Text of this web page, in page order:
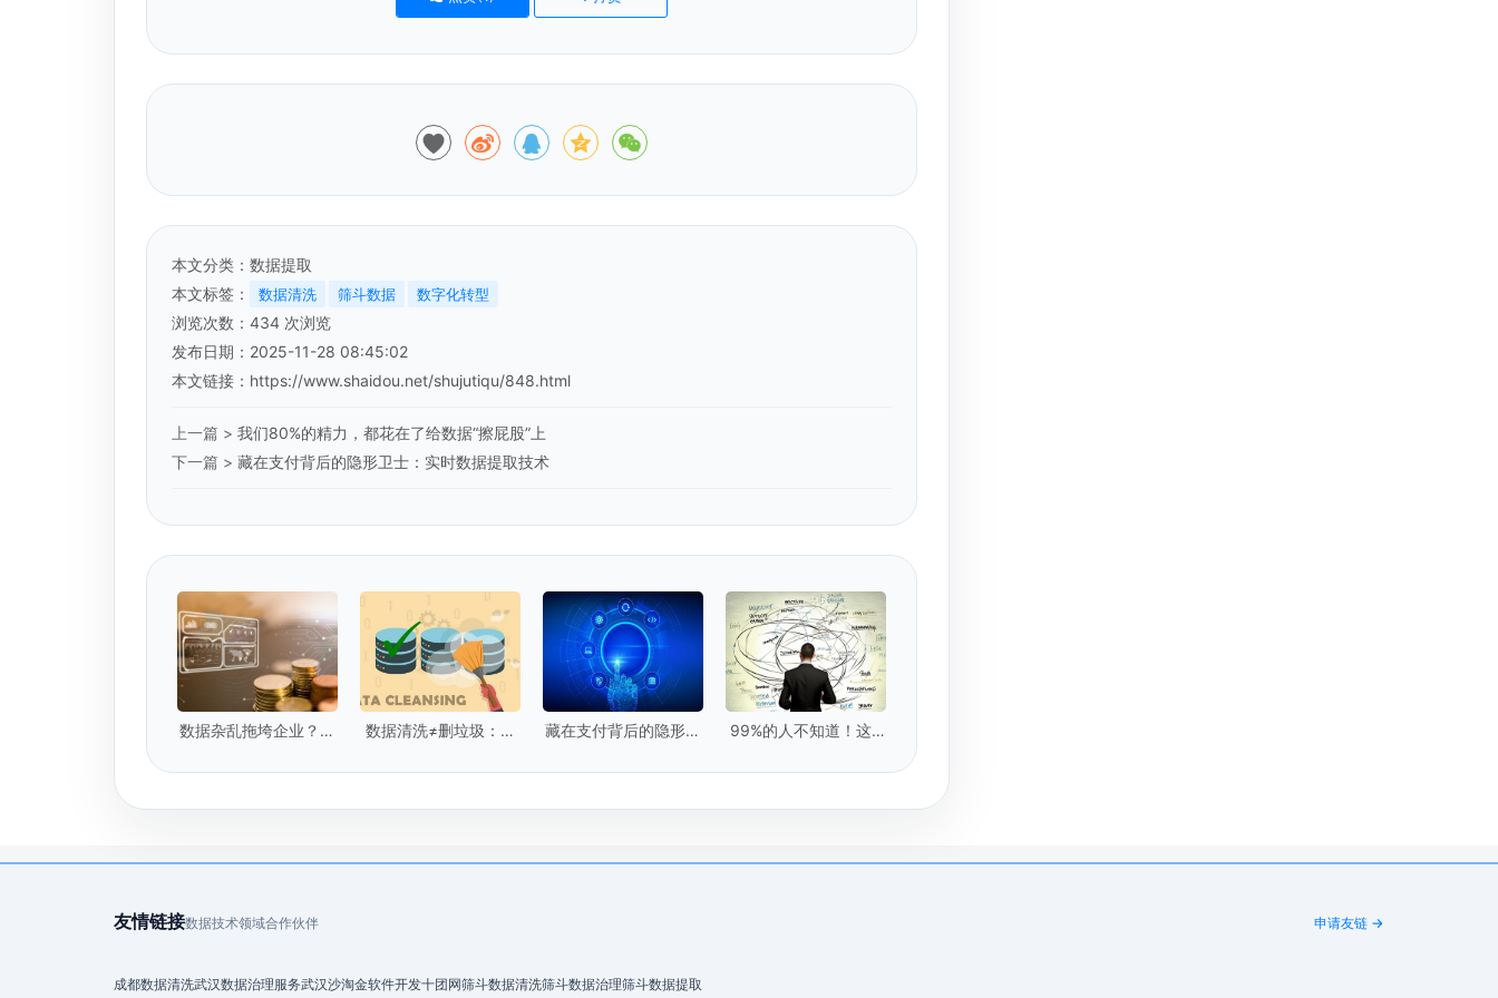
本文分类： 数据提取
本文标签：
数据清洗 筛斗数据 数字化转型
浏览次数： 434 次浏览
发布日期：2025-11-28 08:45:02
本文链接： https://www.shaidou.net/shujutiqu/848.html
上一篇 > 我们80%的精力，都花在了给数据“擦屁股”上
下一篇 > 藏在支付背后的隐形卫士：实时数据提取技术
数据杂乱拖垮企业？数
数据清洗≠删垃圾：企
藏在支付背后的隐形卫
99%的人不知道！这5
友情链接数据技术领域合作伙伴 申请友链 →
成都数据清洗武汉数据治理服务武汉沙淘金软件开发十团网筛斗数据清洗筛斗数据治理筛斗数据提取